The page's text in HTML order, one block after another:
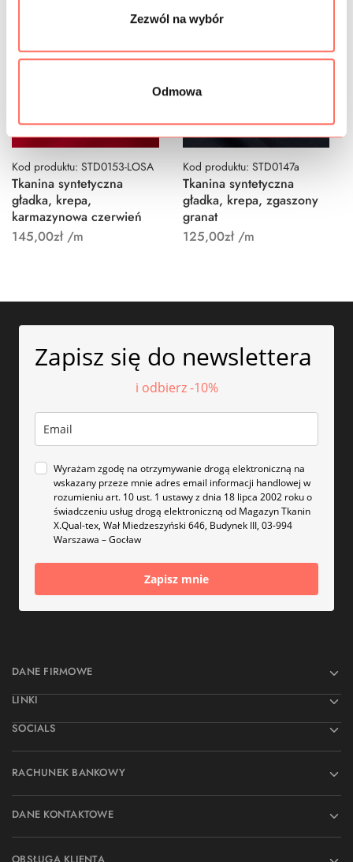
Zezwól na wybór
Odmowa
Kod produktu: STD0153-LOSA
Tkanina syntetyczna
gładka, krepa,
karmazynowa czerwień
145,00zł/m
Kod produktu: STD0147a
Tkanina syntetyczna
gładka, krepa, zgaszony
granat
125,00zł/m
Zapisz się do newslettera
i odbierz -10%
Wyrażam zgodę na otrzymywanie drogą elektroniczną na
wskazany przeze mnie adres email informacji handlowej w
rozumieniu art. 10 ust. 1 ustawy z dnia 18 lipca 2002 roku o
świadczeniu usług drogą elektroniczną od Magazyn Tkanin
X.Qual-tex, Wał Miedzeszyński 646, Budynek III, 03-994
Warszawa – Gocław
Zapisz mnie
DANE FIRMOWE
LINKI
SOCIALS
RACHUNEK BANKOWY
DANE KONTAKTOWE
OBSŁUGA KLIENTA